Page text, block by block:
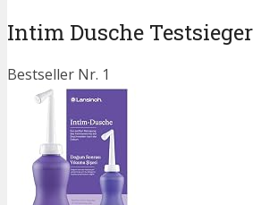
Intim Dusche Testsieger
Bestseller Nr. 1